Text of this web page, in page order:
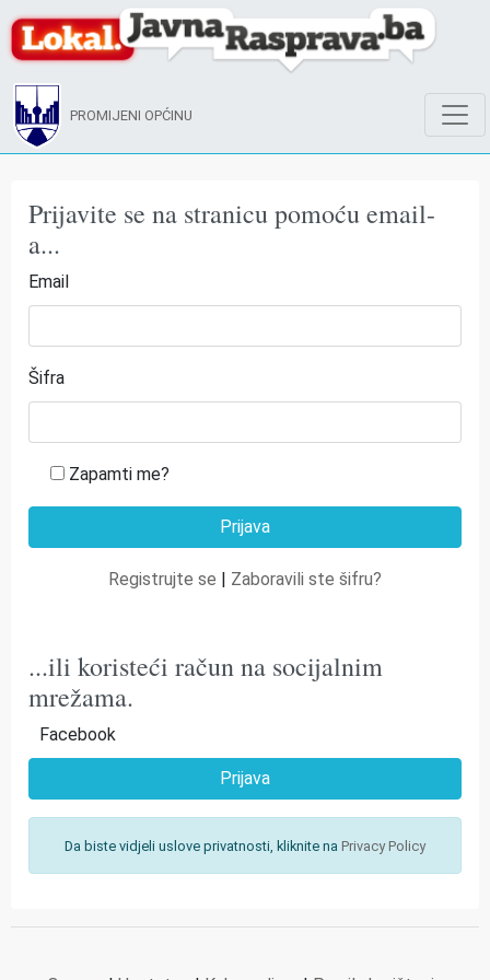
PROMIJENI OPĆINU
Prijavite se na stranicu pomoću email-
a...
Email
Šifra
Zapamti me?
Registrujte se | Zaboravili ste šifru?
...ili koristeći račun na socijalnim
mrežama.
Facebook
Prijava
Da biste vidjeli uslove privatnosti, kliknite na Privacy Policy